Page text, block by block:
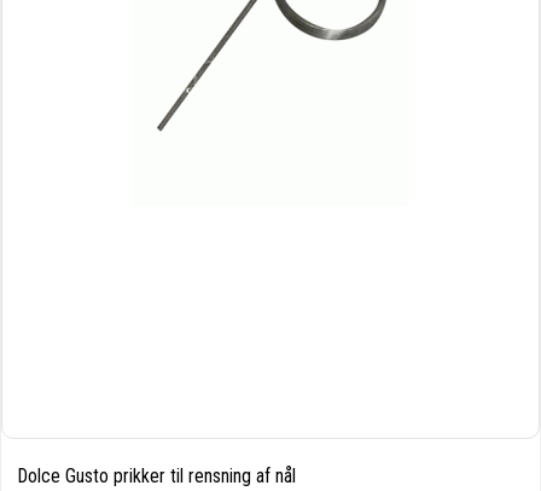
Dolce Gusto prikker til rensning af nål